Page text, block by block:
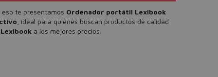
eso te presentamos Ordenador portátil Lexibook
, ideal para quienes buscan productos de calidad
Lexibook a los mejores precios!